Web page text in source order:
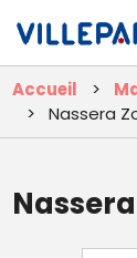
Accueil
Nassera